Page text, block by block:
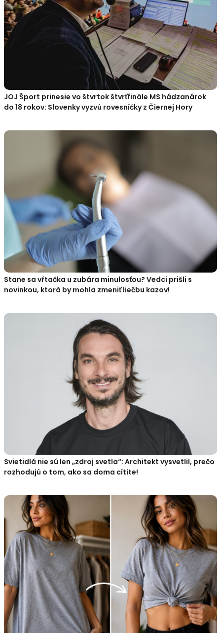
JOJ Šport prinesie vo štvrtok štvrťfinále MS hádzanárok
do 18 rokov: Slovenky vyzvú rovesníčky z Čiernej Hory
Stane sa vŕtačka u zubára minulosťou? Vedci prišli s
novinkou, ktorá by mohla zmeniť liečbu kazov!
Svietidlá nie sú len „zdroj svetla“: Architekt vysvetlil, prečo
rozhodujú o tom, ako sa doma cítite!